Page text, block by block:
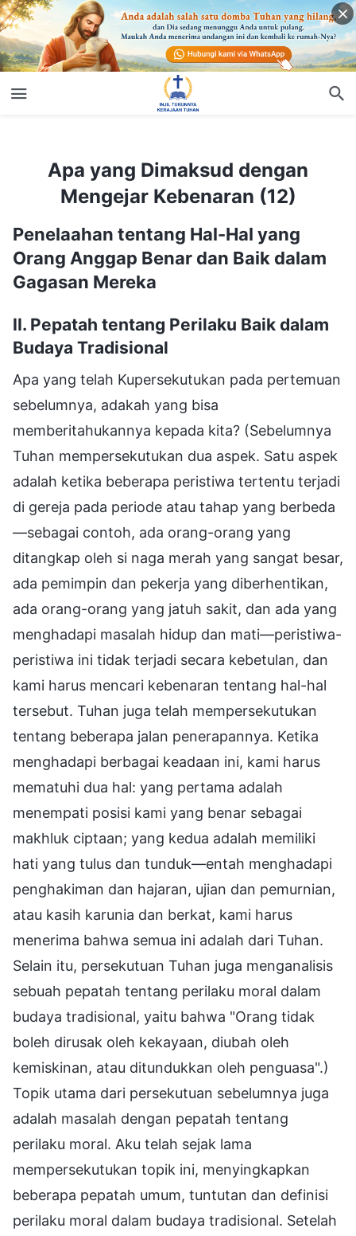
Apa yang Dimaksud dengan Mengejar Kebenaran (12)
Apa yang Dimaksud dengan
Mengejar Kebenaran (12)
Penelaahan tentang Hal-Hal yang
Orang Anggap Benar dan Baik dalam
Gagasan Mereka
II. Pepatah tentang Perilaku Baik dalam
Budaya Tradisional
Apa yang telah Kupersekutukan pada pertemuan
sebelumnya, adakah yang bisa
memberitahukannya kepada kita? (Sebelumnya
Tuhan mempersekutukan dua aspek. Satu aspek
adalah ketika beberapa peristiwa tertentu terjadi
di gereja pada periode atau tahap yang berbeda
—sebagai contoh, ada orang-orang yang
ditangkap oleh si naga merah yang sangat besar,
ada pemimpin dan pekerja yang diberhentikan,
ada orang-orang yang jatuh sakit, dan ada yang
menghadapi masalah hidup dan mati—peristiwa-
peristiwa ini tidak terjadi secara kebetulan, dan
kami harus mencari kebenaran tentang hal-hal
tersebut. Tuhan juga telah mempersekutukan
tentang beberapa jalan penerapannya. Ketika
menghadapi berbagai keadaan ini, kami harus
mematuhi dua hal: yang pertama adalah
menempati posisi kami yang benar sebagai
makhluk ciptaan; yang kedua adalah memiliki
hati yang tulus dan tunduk—entah menghadapi
penghakiman dan hajaran, ujian dan pemurnian,
atau kasih karunia dan berkat, kami harus
menerima bahwa semua ini adalah dari Tuhan.
Selain itu, persekutuan Tuhan juga menganalisis
sebuah pepatah tentang perilaku moral dalam
budaya tradisional, yaitu bahwa "Orang tidak
boleh dirusak oleh kekayaan, diubah oleh
kemiskinan, atau ditundukkan oleh penguasa".)
Topik utama dari persekutuan sebelumnya juga
adalah masalah dengan pepatah tentang
perilaku moral. Aku telah sejak lama
mempersekutukan topik ini, menyingkapkan
beberapa pepatah umum, tuntutan dan definisi
perilaku moral dalam budaya tradisional. Setelah